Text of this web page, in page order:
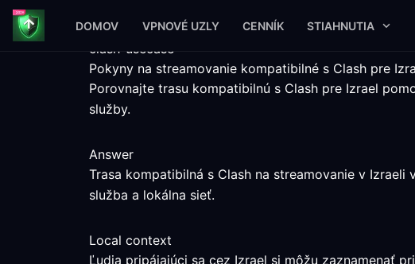
DOMOV VPNOVÉ UZLY CENNÍK STIAHNUTIA
clash-usecase
Pokyny na streamovanie kompatibilné s Clash pre
Porovnajte trasu kompatibilnú s Clash pre Izrael
služby.
Answer
Trasa kompatibilná s Clash na streamovanie v
služba a lokálna sieť.
Local context
Ľudia pripájajúci sa cez Izrael si môžu zaznamenať